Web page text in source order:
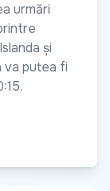
urmări
și
va putea fi